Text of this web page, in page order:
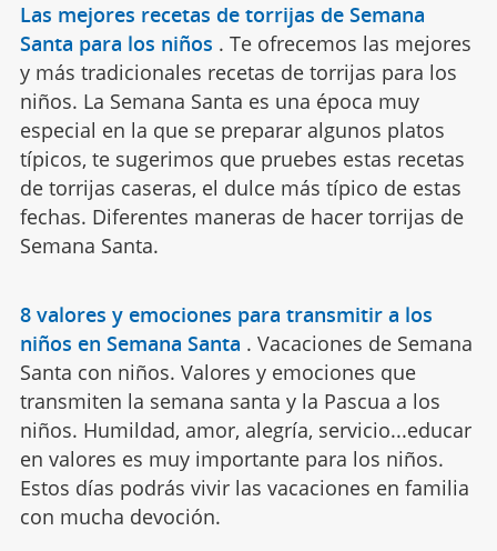
Las mejores recetas de torrijas de Semana
Santa para los niños . Te ofrecemos las mejores
y más tradicionales recetas de torrijas para los
niños. La Semana Santa es una época muy
especial en la que se preparar algunos platos
típicos, te sugerimos que pruebes estas recetas
de torrijas caseras, el dulce más típico de estas
fechas. Diferentes maneras de hacer torrijas de
Semana Santa.
8 valores y emociones para transmitir a los
niños en Semana Santa . Vacaciones de Semana
Santa con niños. Valores y emociones que
transmiten la semana santa y la Pascua a los
niños. Humildad, amor, alegría, servicio...educar
en valores es muy importante para los niños.
Estos días podrás vivir las vacaciones en familia
con mucha devoción.